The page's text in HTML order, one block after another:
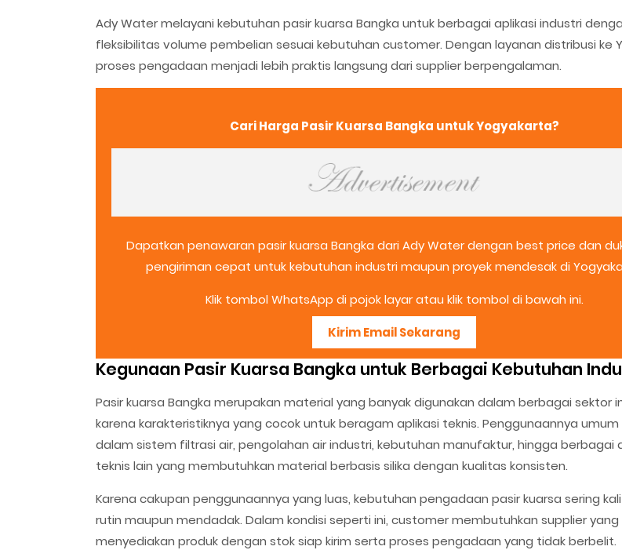
Ady Water melayani kebutuhan pasir kuarsa Bangka untuk berbagai aplikasi industri
fleksibilitas volume pembelian sesuai kebutuhan customer. Dengan layanan distribusi ke
proses pengadaan menjadi lebih praktis langsung dari supplier berpengalaman.
Cari Harga Pasir Kuarsa Bangka untuk Yogyakarta?
Dapatkan penawaran pasir kuarsa Bangka dari Ady Water dengan best price dan
pengiriman cepat untuk kebutuhan industri maupun proyek mendesak di
Klik tombol WhatsApp di pojok layar atau klik tombol di bawah ini.
Kirim Email Sekarang
Kegunaan Pasir Kuarsa Bangka untuk Berbagai Kebutuhan
Pasir kuarsa Bangka merupakan material yang banyak digunakan dalam berbagai sektor
karena karakteristiknya yang cocok untuk beragam aplikasi teknis. Penggunaannya
dalam sistem filtrasi air, pengolahan air industri, kebutuhan manufaktur, hingga berbagai
teknis lain yang membutuhkan material berbasis silika dengan kualitas konsisten.
Karena cakupan penggunaannya yang luas, kebutuhan pengadaan pasir kuarsa sering
rutin maupun mendadak. Dalam kondisi seperti ini, customer membutuhkan supplier
menyediakan produk dengan stok siap kirim serta proses pengadaan yang tidak berbelit.